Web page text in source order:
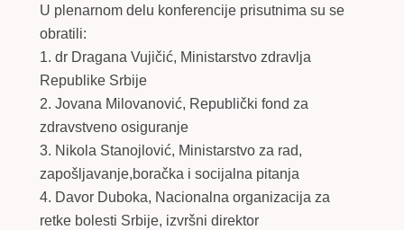
U plenarnom delu konferencije prisutnima su se
obratili:
1. dr Dragana Vujičić, Ministarstvo zdravlja
Republike Srbije
2. Jovana Milovanović, Republički fond za
zdravstveno osiguranje
3. Nikola Stanojlović, Ministarstvo za rad,
zapošljavanje,boračka i socijalna pitanja
4. Davor Duboka, Nacionalna organizacija za
retke bolesti Srbije, izvršni direktor